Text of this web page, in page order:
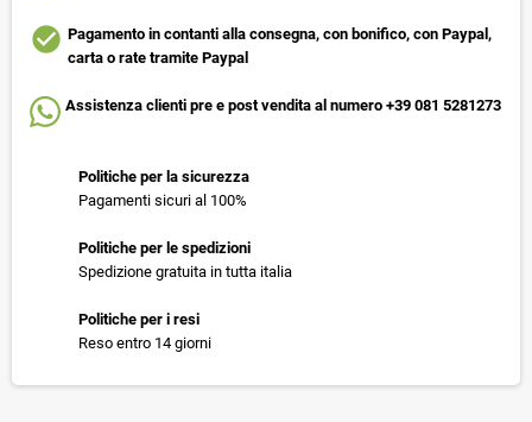
check_circle Pagamento in contanti alla consegna, con bonifico, con Paypal,
carta o rate tramite Paypal
Assistenza clienti pre e post vendita al numero +39 081 5281273
Politiche per la sicurezza
Pagamenti sicuri al 100%
Politiche per le spedizioni
Spedizione gratuita in tutta italia
Politiche per i resi
Reso entro 14 giorni